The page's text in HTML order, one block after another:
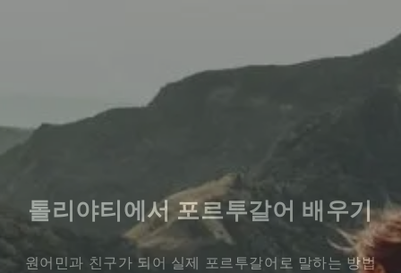
톨리야티에서 포르투갈어 배우기
원어민과 친구가 되어 실제 포르투갈어로 말하는 방법